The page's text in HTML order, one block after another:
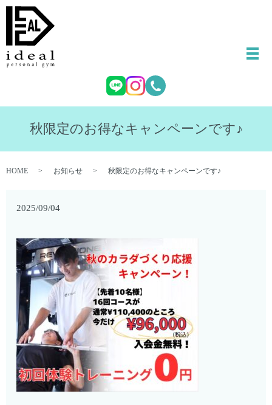
秋限定のお得なキャンペーンです♪
HOME お知らせ 秋限定のお得なキャンペーンです♪
2025/09/04